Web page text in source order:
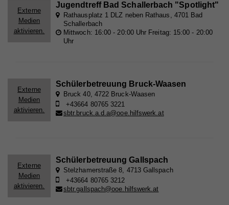
Externe
Medien
aktivieren.
Jugendtreff Bad Schallerbach "Spotlight"
Rathausplatz 1 DLZ neben Rathaus, 4701 Bad
Schallerbach
Mittwoch: 16:00 - 20:00 Uhr Freitag: 15:00 - 20:00
Uhr
Externe
Medien
aktivieren.
Schülerbetreuung Bruck-Waasen
Bruck 40, 4722 Bruck-Waasen
+43664 80765 3221
sbtr.bruck.a.d.a@ooe.hilfswerk.at
Externe
Medien
aktivieren.
Schülerbetreuung Gallspach
Stelzhamerstraße 8, 4713 Gallspach
+43664 80765 3212
sbtr.gallspach@ooe.hilfswerk.at